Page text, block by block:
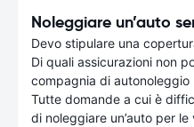
Noleggiare un’auto
Devo stipulare una
Di quali assicurazioni non
compagnia di autonoleggio
Tutte domande a cui è
di noleggiare un’auto per